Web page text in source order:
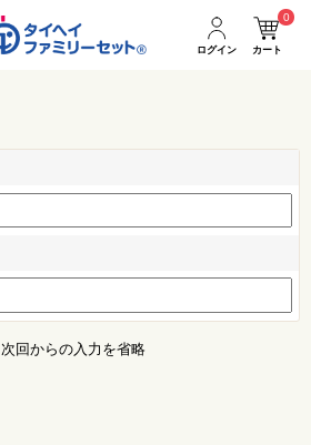
ログイン カート
0
次回からの入力を省略